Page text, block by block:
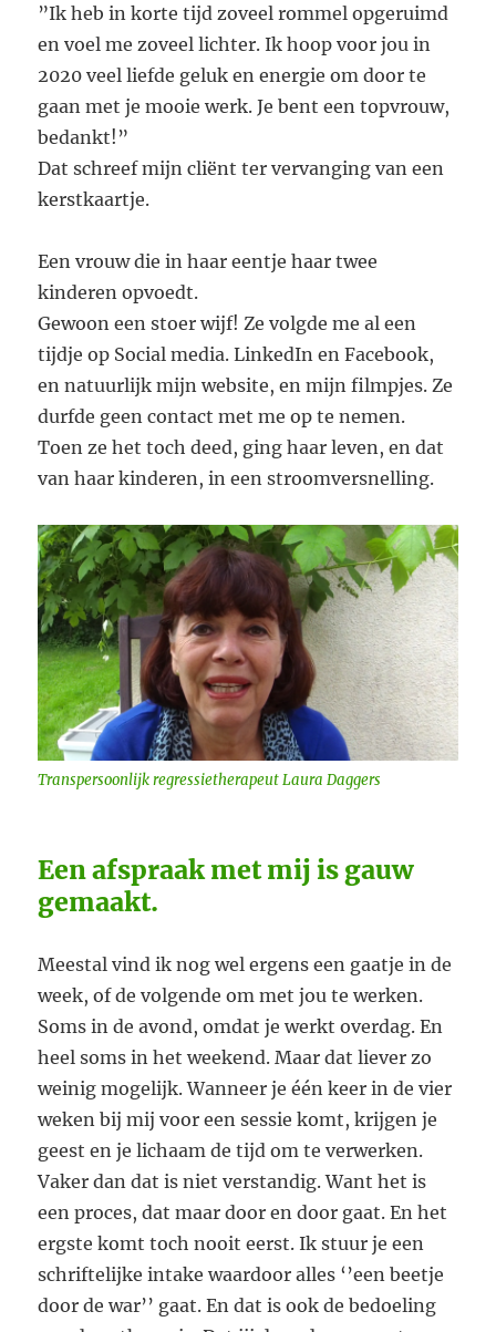
”Ik heb in korte tijd zoveel rommel opgeruimd
en voel me zoveel lichter. Ik hoop voor jou in
2020 veel liefde geluk en energie om door te
gaan met je mooie werk. Je bent een topvrouw,
bedankt!”
Dat schreef mijn cliënt ter vervanging van een
kerstkaartje.
Een vrouw die in haar eentje haar twee
kinderen opvoedt.
Gewoon een stoer wijf! Ze volgde me al een
tijdje op Social media. LinkedIn en Facebook,
en natuurlijk mijn website, en mijn filmpjes. Ze
durfde geen contact met me op te nemen.
Toen ze het toch deed, ging haar leven, en dat
van haar kinderen, in een stroomversnelling.
Transpersoonlijk regressietherapeut Laura Daggers
Een afspraak met mij is gauw
gemaakt.
Meestal vind ik nog wel ergens een gaatje in de
week, of de volgende om met jou te werken.
Soms in de avond, omdat je werkt overdag. En
heel soms in het weekend. Maar dat liever zo
weinig mogelijk. Wanneer je één keer in de vier
weken bij mij voor een sessie komt, krijgen je
geest en je lichaam de tijd om te verwerken.
Vaker dan dat is niet verstandig. Want het is
een proces, dat maar door en door gaat. En het
ergste komt toch nooit eerst. Ik stuur je een
schriftelijke intake waardoor alles ‘’een beetje
door de war’’ gaat. En dat is ook de bedoeling